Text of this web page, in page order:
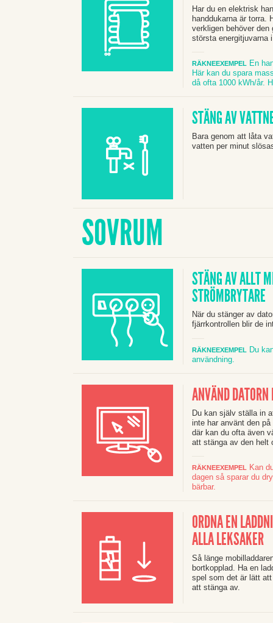
Har du en elektrisk
handdukarna är torra.
verkligen behöver den
största energitjuvarna
RÄKNEEXEMPEL En
Här kan du spara
då ofta 1000 kWh/år.
STÄNG AV
Bara genom att låta
vatten per minut
SOVRUM
STÄNG AV ALLT
STRÖMBRYTARE
När du stänger av
fjärrkontrollen blir de
RÄKNEEXEMPEL Du
användning.
ANVÄND
Du kan själv ställa in
inte har använt den
där kan du ofta även
att stänga av den helt
RÄKNEEXEMPELKan
dagen så sparar du
bärbar.
ORDNA EN
ALLA LEKSAKER
Så länge
bortkopplad. Ha en
spel som det är lätt
att stänga av.